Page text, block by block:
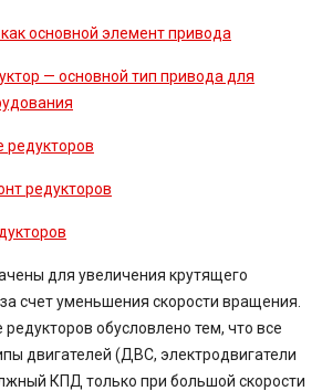
основной элемент привода
— основной тип привода для
редукторов
редукторов
для увеличения крутящего
счет уменьшения скорости вращения.
обусловлено тем, что все
двигателей (ДВС, электродвигатели
КПД только при большой скорости